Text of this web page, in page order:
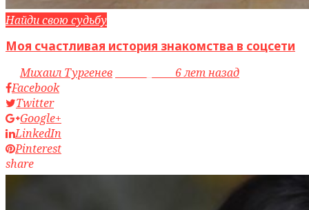
Найди свою судьбу
Моя счастливая история знакомства в соцсети
byМихаил Тургенев
6 лет назад
Facebook
Twitter
Google+
LinkedIn
Pinterest
share